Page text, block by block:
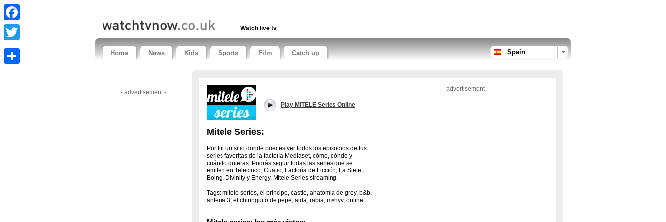
Facebook
Twitter
Watch live tv
Home News Kids Sports Film Catch up Spain
- advertisement - - advertisement -
Play MITELE Series Online
Mitele Series:
Por fin un sitio donde puedes ver todos los episodios de tus
series favoritas de la factoría Mediaset, cómo, dónde y
cuándo quieras. Podrás seguir todas las series que se
emiten en Telecinco, Cuatro, Factoría de Ficción, La Siete,
Boing, Divinity y Energy. Mitele Series streaming.
Tags: mitele series, el principe, castle, anatomia de grey, b&b,
antena 3, el chiringuito de pepe, aida, rabia, myhyv, online